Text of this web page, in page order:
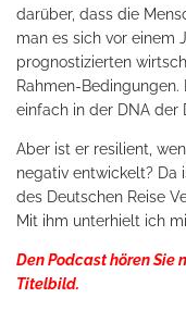
darüber, dass die
man es sich vor einem
prognostizierten
Rahmen-
einfach in der DNA der
Aber ist er resilient,
negativ entwickelt? Da
des Deutschen Reise
Mit ihm unterhielt ich
Den Podcast hören Sie
Titelbild.